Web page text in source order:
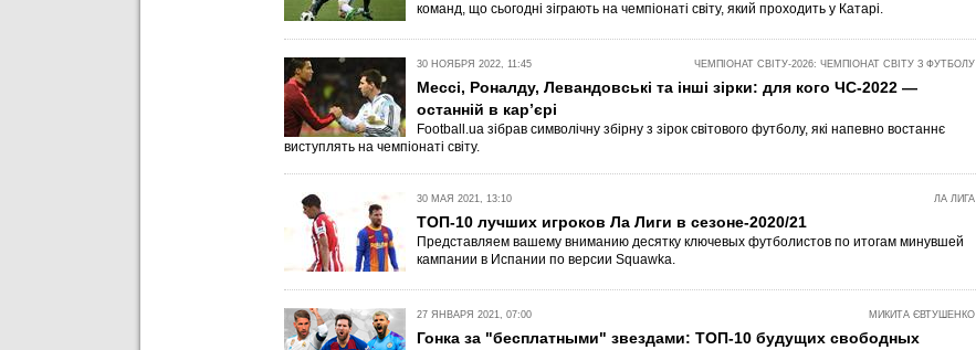
команд, що сьогодні зіграють на чемпіонаті світу, який проходить у Катарі.
ЧЕМПІОНАТ СВІТУ-2026: ЧЕМПІОНАТ СВІТУ З ФУТБОЛУ
30 НОЯБРЯ 2022, 11:45
Мессі, Роналду, Левандовські та інші зірки: для кого ЧС-2022 —
останній в кар’єрі
Football.ua зібрав символічну збірну з зірок світового футболу, які напевно востаннє
виступлять на чемпіонаті світу.
ЛА ЛИГА
30 МАЯ 2021, 13:10
ТОП-10 лучших игроков Ла Лиги в сезоне-2020/21
Представляем вашему вниманию десятку ключевых футболистов по итогам минувшей
кампании в Испании по версии Squawka.
МИКИТА ЄВТУШЕНКО
27 ЯНВАРЯ 2021, 07:00
Гонка за "бесплатными" звездами: ТОП-10 будущих свободных